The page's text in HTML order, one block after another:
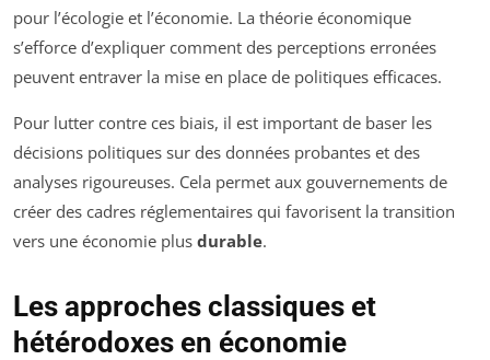
pour l’écologie et l’économie. La théorie économique
s’efforce d’expliquer comment des perceptions erronées
peuvent entraver la mise en place de politiques efficaces.
Pour lutter contre ces biais, il est important de baser les
décisions politiques sur des données probantes et des
analyses rigoureuses. Cela permet aux gouvernements de
créer des cadres réglementaires qui favorisent la transition
vers une économie plus durable.
Les approches classiques et
hétérodoxes en économie